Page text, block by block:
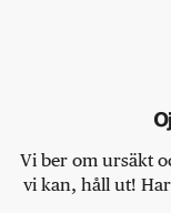
Vi ber om ursäkt
vi kan, håll ut!